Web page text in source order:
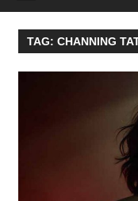
global
dalam
TAG: CHANNING